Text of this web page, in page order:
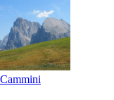
Cammini